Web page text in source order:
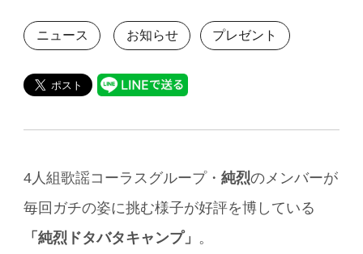
ニュース お知らせ プレゼント
4人組歌謡コーラスグループ・純烈のメンバーが
毎回ガチの姿に挑む様子が好評を博している
「純烈ドタバタキャンプ」 。